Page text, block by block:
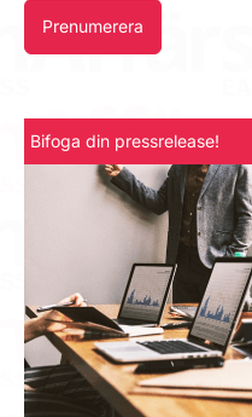
Prenumerera
Bifoga din pressrelease!